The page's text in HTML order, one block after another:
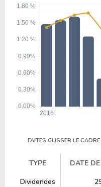
FAITES GLISSER LE
TYPE DATE
TYPE
DATE
Dividendes